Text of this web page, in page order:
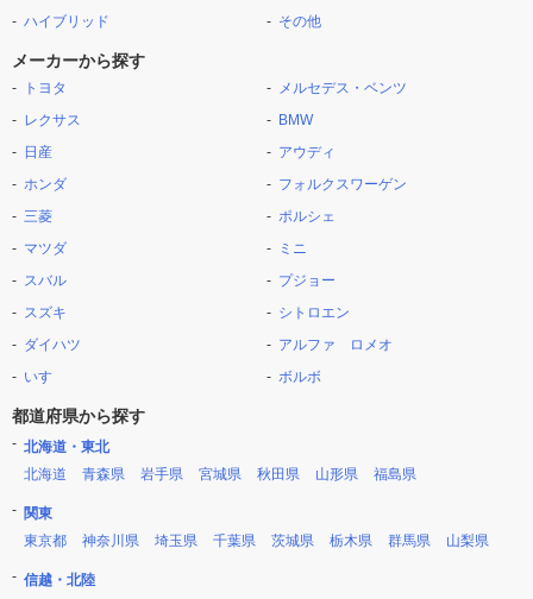
ハイブリッド
その他
メーカーから探す
トヨタ
レクサス
日産
ホンダ
三菱
マツダ
スバル
スズキ
ダイハツ
いすゞ
メルセデス・ベンツ
BMW
アウディ
フォルクスワーゲン
ポルシェ
ミニ
プジョー
シトロエン
アルファ ロメオ
ボルボ
都道府県から探す
北海道・東北
北海道
青森県 岩手県 宮城県 秋田県 山形県 福島県
関東
東京都
神奈川県 埼玉県 千葉県 茨城県 栃木県 群馬県 山梨県
信越・北陸